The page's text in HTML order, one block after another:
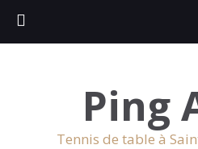
Ping
Tennis de table à